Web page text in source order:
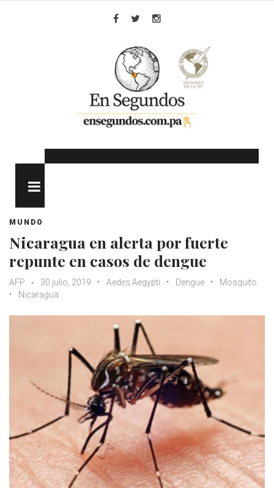
MUNDO
Nicaragua en alerta por fuerte
repunte en casos de dengue
AFP 30 julio, 2019 Aedes Aegypti Dengue
Mosquito
Nicaragua